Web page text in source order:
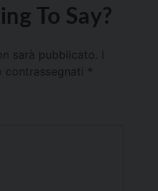
To Say?
sarà pubblicato.
*